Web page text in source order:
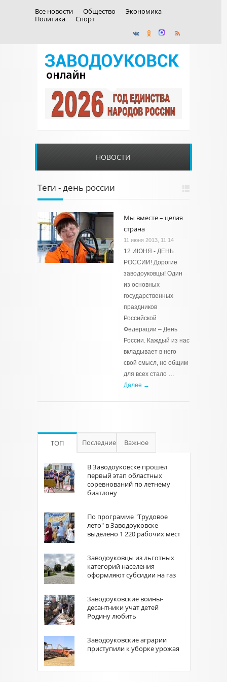
Все новости Общество
Экономика
Политика
Спорт
НОВОСТИ
Теги - день россии
Мы вместе – целая
страна
11 июня 2013, 11:14
12 ИЮНЯ - ДЕНЬ
РОССИИ! Дорогие
заводоуковцы! Один
из основных
государственных
праздников
Российской
Федерации – День
России. Каждый из нас
вкладывает в него
свой смысл, но общим
для всех стало …
Далее →
ТОП Последние Важное
В Заводоуковске прошёл
первый этап областных
соревнований по летнему
биатлону
По программе "Трудовое
лето" в Заводоуковске
выделено 1 220 рабочих мест
Заводоуковцы из льготных
категорий населения
оформляют субсидии на газ
Заводоуковские воины-
десантники учат детей
Родину любить
Заводоуковские аграрии
приступили к уборке урожая